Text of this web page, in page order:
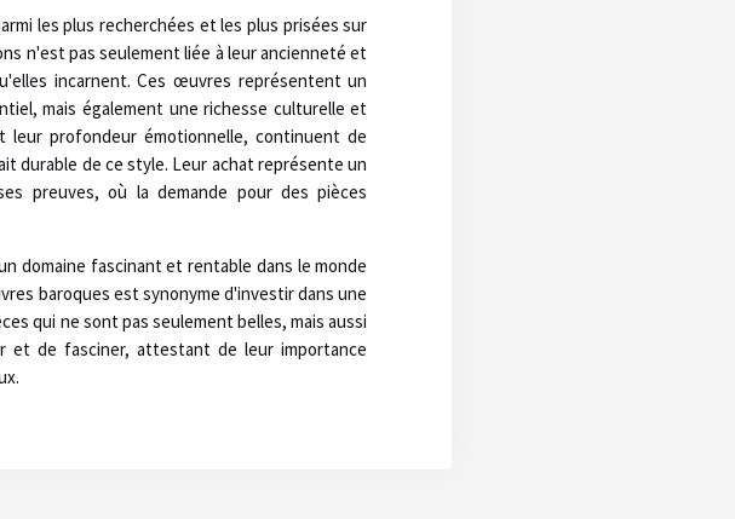
les plus recherchées et les plus prisées sur
n'est pas seulement liée à leur ancienneté et
incarnent. Ces œuvres représentent un
mais également une richesse culturelle et
leur profondeur émotionnelle, continuent de
durable de ce style. Leur achat représente un
preuves, où la demande pour des pièces
domaine fascinant et rentable dans le monde
baroques est synonyme d'investir dans une
qui ne sont pas seulement belles, mais aussi
et de fasciner, attestant de leur importance